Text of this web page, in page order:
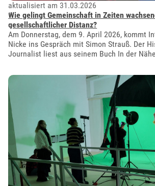
aktualisiert am 31.03.2026
Wie gelingt Gemeinschaft in Zeiten
gesellschaftlicher Distanz?
Am Donnerstag, dem 9. April 2026, kommt
Nicke ins Gespräch mit Simon Strauß. Der
Journalist liest aus seinem Buch In der